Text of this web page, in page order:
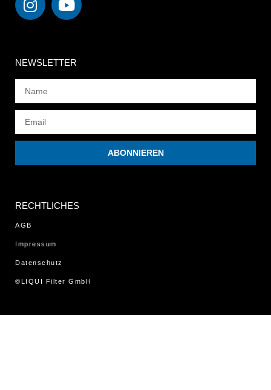
NEWSLETTER
ABONNIEREN
RECHTLICHES
AGB
Impressum
Datenschutz
©LIQUI Filter GmbH